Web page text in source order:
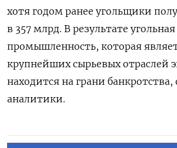
хотя годом ранее угольщики
в 357 млрд. В результате угольная
промышленность, которая
крупнейших сырьевых отраслей
находится на грани
аналитики.